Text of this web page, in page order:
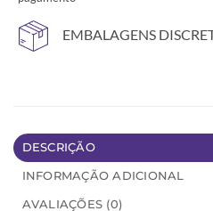
EMBALAGENS
DESCRIÇÃO
INFORMAÇÃO ADICIONAL
AVALIAÇÕES (0)